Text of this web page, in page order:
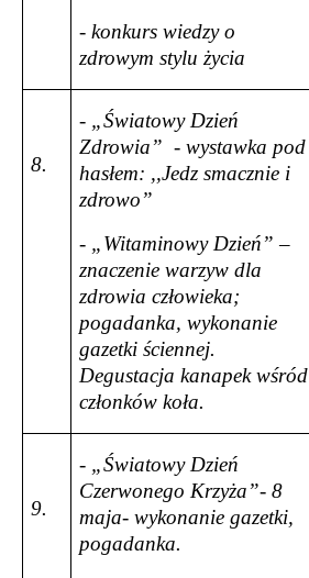
- konkurs wiedzy o
zdrowym stylu życia
8.
- „Światowy Dzień
Zdrowia” - wystawka pod
hasłem: ,,Jedz smacznie i
zdrowo”
- „Witaminowy Dzień” –
znaczenie warzyw dla
zdrowia człowieka;
pogadanka, wykonanie
gazetki ściennej.
Degustacja kanapek wśród
członków koła.
9.
- „Światowy Dzień
Czerwonego Krzyża”- 8
maja- wykonanie gazetki,
pogadanka.